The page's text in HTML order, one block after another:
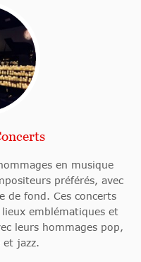
en musique
préférés, avec
de fond. Ces concerts
emblématiques et
leurs hommages pop,
et jazz.